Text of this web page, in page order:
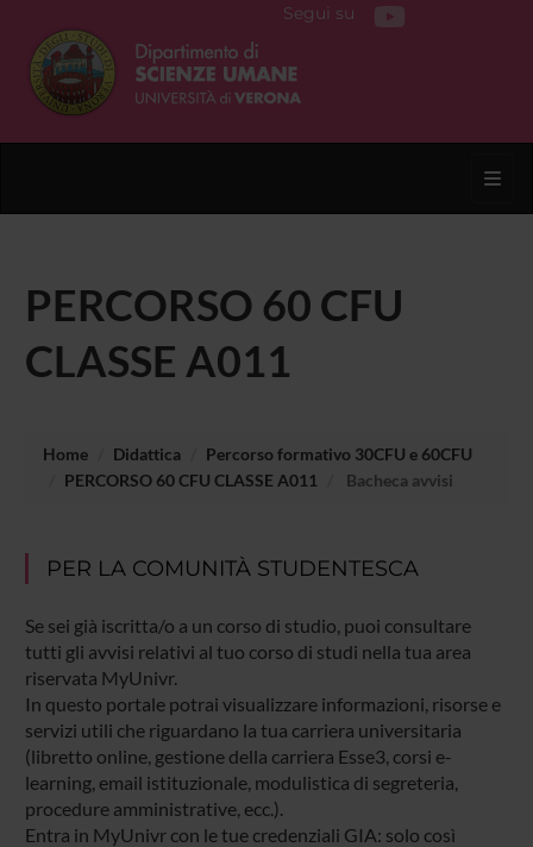
Segui su
PERCORSO 60 CFU
CLASSE A011
Home Didattica
Percorso formativo 30CFU e 60CFU
PERCORSO 60 CFU CLASSE A011
Bacheca avvisi
PER LA COMUNITÀ STUDENTESCA
Se sei già iscritta/o a un corso di studio, puoi consultare
tutti gli avvisi relativi al tuo corso di studi nella tua area
riservata MyUnivr.
In questo portale potrai visualizzare informazioni, risorse e
servizi utili che riguardano la tua carriera universitaria
(libretto online, gestione della carriera Esse3, corsi e-
learning, email istituzionale, modulistica di segreteria,
procedure amministrative, ecc.).
Entra in MyUnivr con le tue credenziali GIA: solo così